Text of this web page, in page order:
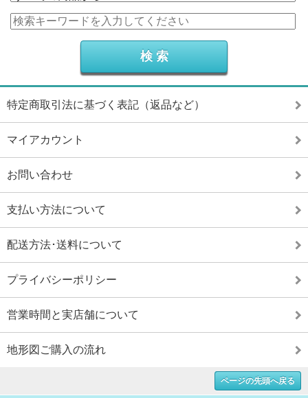
特定商取引法に基づく表記（返品など）
マイアカウント
お問い合わせ
支払い方法について
配送方法･送料について
プライバシーポリシー
営業時間と実店舗について
地形図ご購入の流れ
ページの先頭へ戻る